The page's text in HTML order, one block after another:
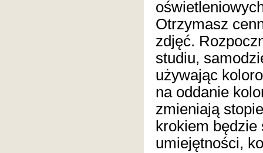
Otrzymasz
zdjęć.
studiu,
używając
na oddanie
zmieniają
krokiem będzie
umiejętności,